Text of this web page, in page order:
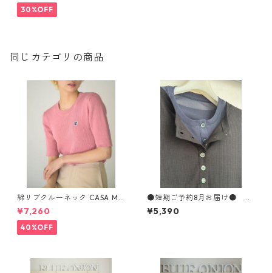
30%OFF
同じカテゴリの商品
綿リブクルーネック CASA MU
SIK 933603 2602a-047
¥7,260
40%OFF
●短期ご予約8月お届け● リ
ブ×パワーネットレイヤードヘ
ンリーPO WAS7225 hunch
¥5,390